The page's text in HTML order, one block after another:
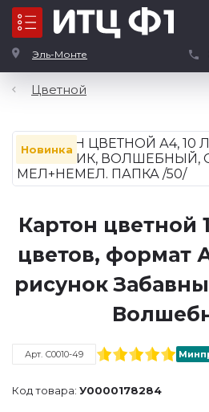
Эль-Монте
Каталог
Цветной
Новинка
Картон цветной
цветов, формат
рисунок
Арт. С0010-49
Код товара: У0000178284